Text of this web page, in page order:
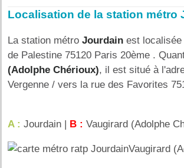
Localisation de la station métro
La station métro Jourdain est
de Palestine 75120 Paris 20ème .
(Adolphe Chérioux), il est situé à
Vergenne / vers la rue des Favorites
A : Jourdain | B : Vaugirard (Adolphe